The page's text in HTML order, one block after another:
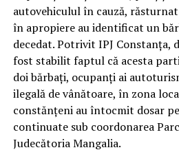
autovehiculul în cauză,
în apropiere au identificat un
decedat. Potrivit IPJ Constanța,
fost stabilit faptul că acesta
doi bărbați, ocupanți ai
ilegală de vânătoare, în zona
constănțeni au întocmit dosar
continuate sub coordonarea
Judecătoria Mangalia.